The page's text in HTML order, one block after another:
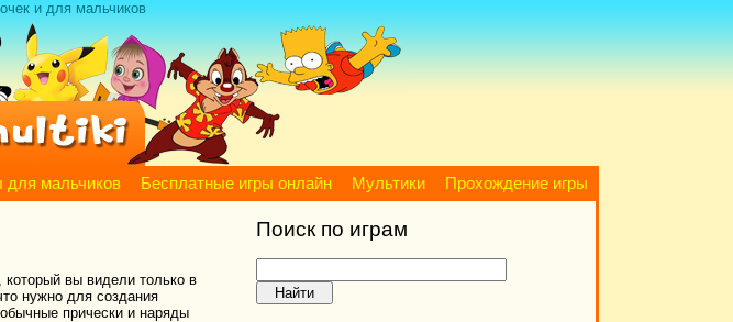
и для мальчиков
для мальчиков Бесплатные игры онлайн Мультики Прохождение игры
вы видели только в
нужно для создания
прически и наряды
Поиск по играм